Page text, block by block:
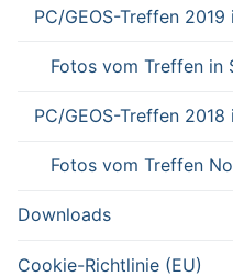
PC/GEOS-Treffen 2019
Fotos vom Treffen in
PC/GEOS-Treffen 2018
Fotos vom Treffen
Downloads
Cookie-Richtlinie (EU)